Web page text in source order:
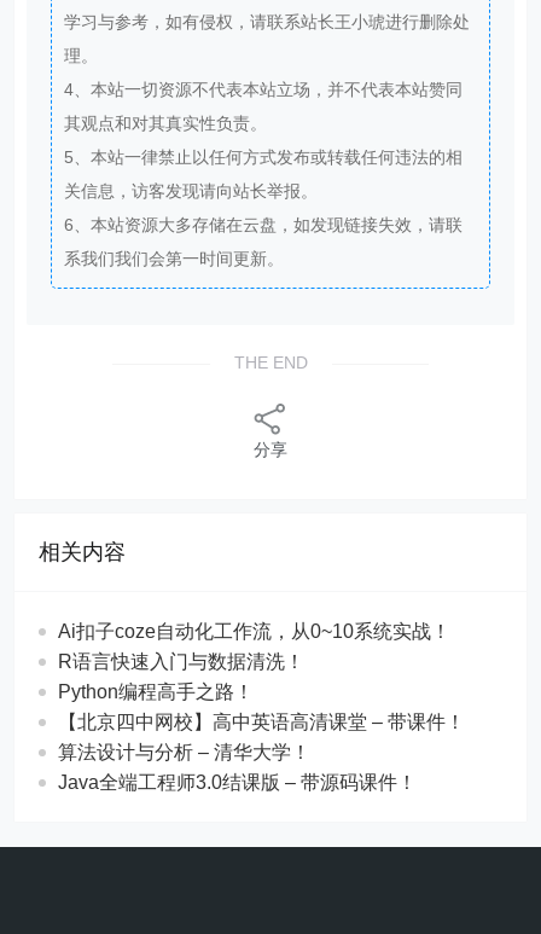
学习与参考，如有侵权，请联系站长王小琥进行删除处
理。
4、本站一切资源不代表本站立场，并不代表本站赞同
其观点和对其真实性负责。
5、本站一律禁止以任何方式发布或转载任何违法的相
关信息，访客发现请向站长举报。
6、本站资源大多存储在云盘，如发现链接失效，请联
系我们我们会第一时间更新。
THE END
分享
相关内容
Ai扣子coze自动化工作流，从0~10系统实战！
R语言快速入门与数据清洗！
Python编程高手之路！
【北京四中网校】高中英语高清课堂 – 带课件！
算法设计与分析 – 清华大学！
Java全端工程师3.0结课版 – 带源码课件！